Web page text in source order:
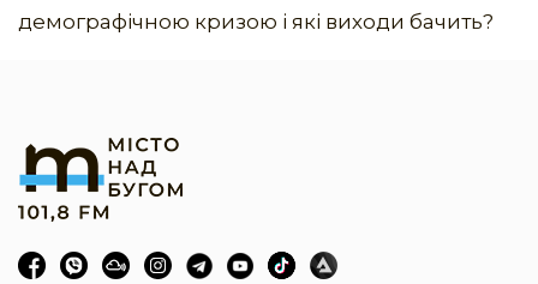
демографічною кризою і які виходи бачить?